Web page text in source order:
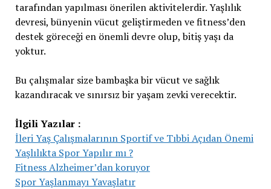
tarafından yapılması önerilen aktivitelerdir. Yaşlılık
devresi, bünyenin vücut geliştirmeden ve fitness’den
destek göreceği en önemli devre olup, bitiş yaşı da
yoktur.
Bu çalışmalar size bambaşka bir vücut ve sağlık
kazandıracak ve sınırsız bir yaşam zevki verecektir.
İlgili Yazılar :
İleri Yaş Çalışmalarının Sportif ve Tıbbi Açıdan Önemi
Yaşlılıkta Spor Yapılır mı ?
Fitness Alzheimer’dan koruyor
Spor Yaşlanmayı Yavaşlatır